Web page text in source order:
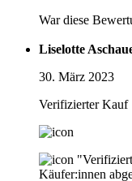
War diese
Liselotte
30. März 2023
Verifizierter Kauf
Käufer:innen